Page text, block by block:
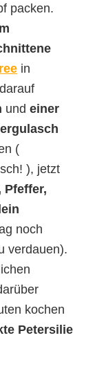
packen.
in
und einer
(
), jetzt
Pfeffer,
noch
verdauen).
kochen
Petersilie